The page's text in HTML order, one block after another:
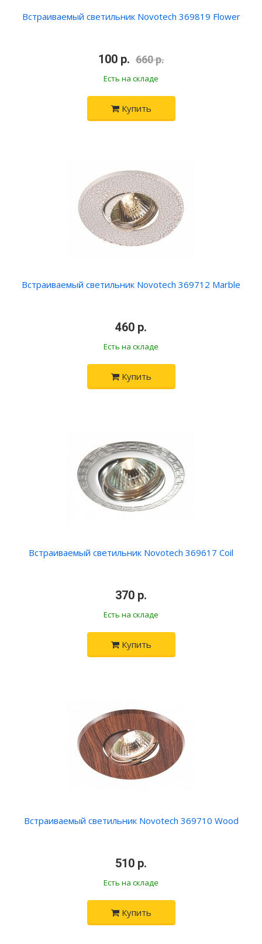
Встраиваемый светильник Novotech 369819 Flower
100 р. 660 р.
Есть на складе
Купить
Встраиваемый светильник Novotech 369712 Marble
460 р.
Есть на складе
Купить
Встраиваемый светильник Novotech 369617 Coil
370 р.
Есть на складе
Купить
Встраиваемый светильник Novotech 369710 Wood
510 р.
Есть на складе
Купить